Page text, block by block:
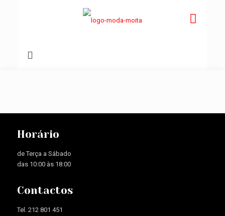
Horário
de Terça a Sábado
das 10:00 às 18:00
Contactos
Tel. 212 801 451